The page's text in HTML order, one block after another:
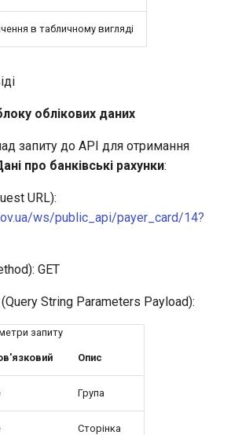
в табличному вигляді
облікових даних
запиту до API для отримання
про банківські рахунки:
URL):
ws/public_api/payer_card/14?
GET
String Parameters Payload):
запиту
Опис
Група
Сторінка